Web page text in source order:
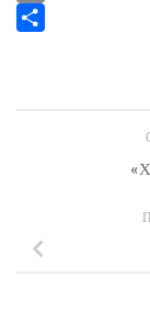
Email